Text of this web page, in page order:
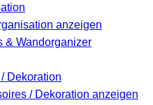
anzeigen
& Wandorganizer
Dekoration
/ Dekoration anzeigen